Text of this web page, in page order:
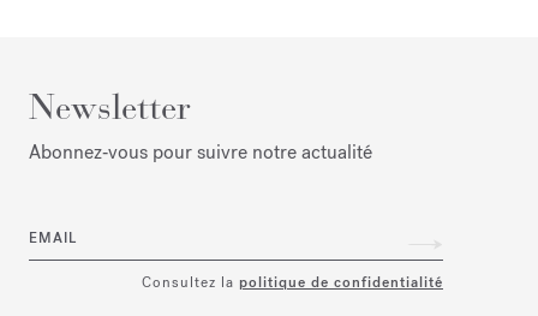
Newsletter
Abonnez‑vous pour suivre notre actualité
EMAIL
Consultez la politique de confidentialité